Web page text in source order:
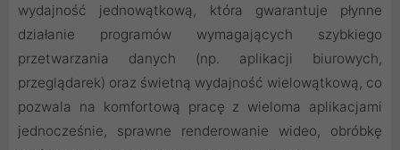
wydajność jednowątkową, która gwarantuje płynne
działanie programów wymagających szybkiego
przetwarzania danych (np. aplikacji biurowych,
przeglądarek) oraz świetną wydajność wielowątkową, co
pozwala na komfortową pracę z wieloma aplikacjami
jednocześnie, sprawne renderowanie wideo, obróbkę